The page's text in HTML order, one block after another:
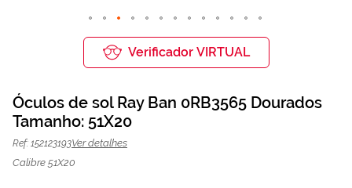
Óculos de sol Ray Ban 0RB3565
Dourados | Mais Optica
Galeria
de
imagens
Verificador VIRTUAL
Óculos de sol Ray Ban 0RB3565 Dourados
Tamanho: 51X20
Ref: 152123193Ver detalhes
Calibre 51X20